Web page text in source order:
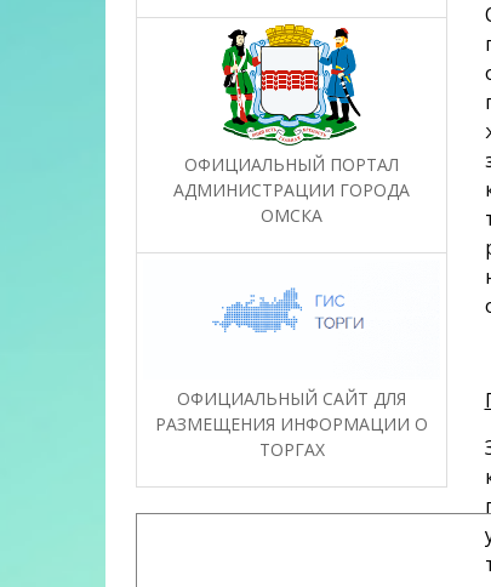
ОФИЦИАЛЬНЫЙ ПОРТАЛ
АДМИНИСТРАЦИИ ГОРОДА
ОМСКА
ОФИЦИАЛЬНЫЙ САЙТ ДЛЯ
РАЗМЕЩЕНИЯ ИНФОРМАЦИИ О
ТОРГАХ